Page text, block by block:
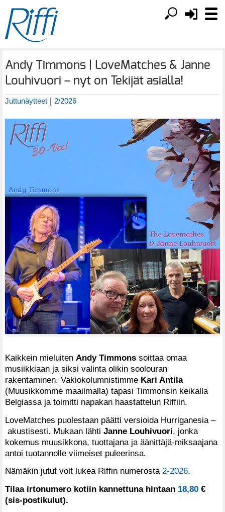
Andy Timmons | LoveMatches & Janne
Louhivuori – nyt on Tekijät asialla!
Juttunäytteet | 2/2026
Kaikkein mieluiten Andy Timmons soittaa omaa
musiikkiaan ja siksi valinta olikin soolouran
rakentaminen. Vakiokolumnistimme Kari Antila
(Muusikkomme maailmalla) tapasi Timmonsin keikalla
Belgiassa ja toimitti napakan haastattelun Riffiin.
LoveMatches puolestaan päätti versioida Hurriganesia –
akustisesti. Mukaan lähti Janne Louhivuori, jonka
kokemus muusikkona, tuottajana ja äänittäjä-miksaajana
antoi tuotannolle viimeiset puleerinsa.
Nämäkin jutut voit lukea Riffin numerosta 2-2026.
Tilaa irtonumero kotiin kannettuna hintaan 18,80 €
(sis-postikulut).